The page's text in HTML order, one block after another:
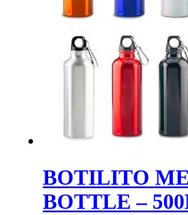
BOTILITO
BOTTLE –